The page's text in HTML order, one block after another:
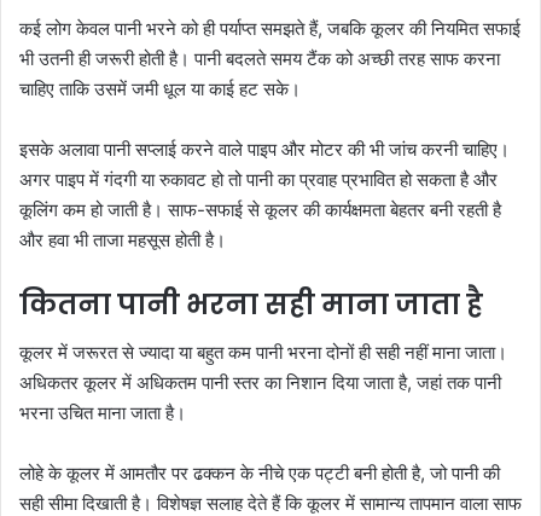
कई लोग केवल पानी भरने को ही पर्याप्त समझते हैं, जबकि कूलर की नियमित सफाई
भी उतनी ही जरूरी होती है। पानी बदलते समय टैंक को अच्छी तरह साफ करना
चाहिए ताकि उसमें जमी धूल या काई हट सके।
इसके अलावा पानी सप्लाई करने वाले पाइप और मोटर की भी जांच करनी चाहिए।
अगर पाइप में गंदगी या रुकावट हो तो पानी का प्रवाह प्रभावित हो सकता है और
कूलिंग कम हो जाती है। साफ-सफाई से कूलर की कार्यक्षमता बेहतर बनी रहती है
और हवा भी ताजा महसूस होती है।
कितना पानी भरना सही माना जाता है
कूलर में जरूरत से ज्यादा या बहुत कम पानी भरना दोनों ही सही नहीं माना जाता।
अधिकतर कूलर में अधिकतम पानी स्तर का निशान दिया जाता है, जहां तक पानी
भरना उचित माना जाता है।
लोहे के कूलर में आमतौर पर ढक्कन के नीचे एक पट्टी बनी होती है, जो पानी की
सही सीमा दिखाती है। विशेषज्ञ सलाह देते हैं कि कूलर में सामान्य तापमान वाला साफ